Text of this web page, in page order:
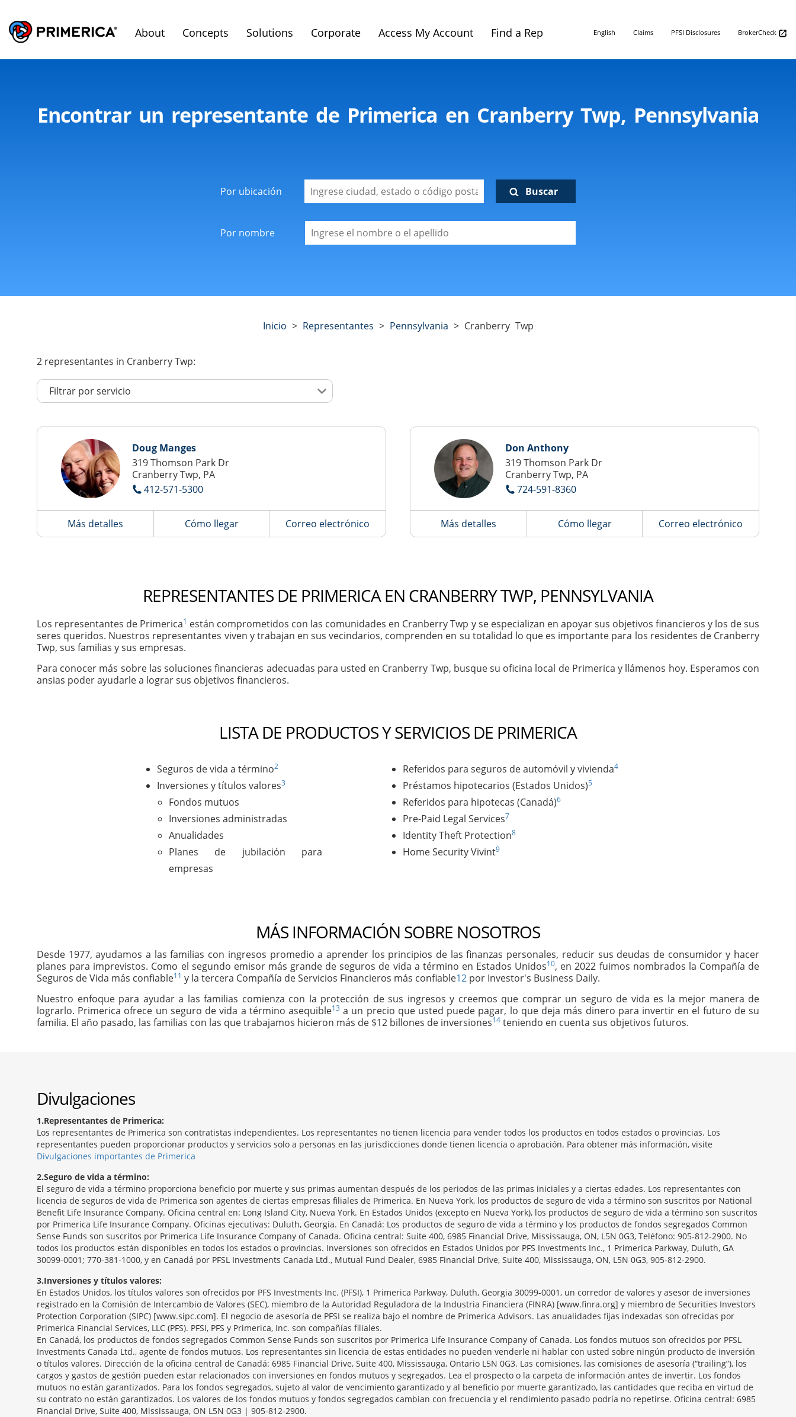
About Concepts Solutions Corporate Access My Account Find a Rep English Claims PFSI Disclosures BrokerCheck
Encontrar un representante de Primerica en Cranberry Twp, Pennsylvania
Por ubicación Buscar
Por nombre
Inicio > Representantes > Pennsylvania > Cranberry Twp
2 representantes in Cranberry Twp:
Doug Manges
319 Thomson Park Dr
Cranberry Twp, PA
412-571-5300
Más detalles Cómo llegar Correo electrónico
Don Anthony
319 Thomson Park Dr
Cranberry Twp, PA
724-591-8360
Más detalles Cómo llegar Correo electrónico
REPRESENTANTES DE PRIMERICA EN CRANBERRY TWP, PENNSYLVANIA
Los representantes de Primerica1 están comprometidos con las comunidades en Cranberry Twp y se especializan en apoyar sus objetivos financieros y los de sus
seres queridos. Nuestros representantes viven y trabajan en sus vecindarios, comprenden en su totalidad lo que es importante para los residentes de Cranberry
Twp, sus familias y sus empresas.
Para conocer más sobre las soluciones financieras adecuadas para usted en Cranberry Twp, busque su oficina local de Primerica y llámenos hoy. Esperamos con
ansias poder ayudarle a lograr sus objetivos financieros.
LISTA DE PRODUCTOS Y SERVICIOS DE PRIMERICA
Seguros de vida a término2
Inversiones y títulos valores3
Fondos mutuos
Inversiones administradas
Anualidades
Planes de jubilación para
empresas
Referidos para seguros de automóvil y vivienda4
Préstamos hipotecarios (Estados Unidos)5
Referidos para hipotecas (Canadá)6
Pre-Paid Legal Services7
Identity Theft Protection8
Home Security Vivint9
MÁS INFORMACIÓN SOBRE NOSOTROS
Desde 1977, ayudamos a las familias con ingresos promedio a aprender los principios de las finanzas personales, reducir sus deudas de consumidor y hacer
planes para imprevistos. Como el segundo emisor más grande de seguros de vida a término en Estados Unidos10, en 2022 fuimos nombrados la Compañía de
Seguros de Vida más confiable11 y la tercera Compañía de Servicios Financieros más confiable12 por Investor's Business Daily.
Nuestro enfoque para ayudar a las familias comienza con la protección de sus ingresos y creemos que comprar un seguro de vida es la mejor manera de
lograrlo. Primerica ofrece un seguro de vida a término asequible13 a un precio que usted puede pagar, lo que deja más dinero para invertir en el futuro de su
familia. El año pasado, las familias con las que trabajamos hicieron más de $12 billones de inversiones14 teniendo en cuenta sus objetivos futuros.
Divulgaciones
1 Representantes de Primerica:
Los representantes de Primerica son contratistas independientes. Los representantes no tienen licencia para vender todos los productos en todos estados o provincias. Los
representantes pueden proporcionar productos y servicios solo a personas en las jurisdicciones donde tienen licencia o aprobación. Para obtener más información, visite
Divulgaciones importantes de Primerica
2 Seguro de vida a término:
El seguro de vida a término proporciona beneficio por muerte y sus primas aumentan después de los periodos de las primas iniciales y a ciertas edades. Los representantes con
licencia de seguros de vida de Primerica son agentes de ciertas empresas filiales de Primerica. En Nueva York, los productos de seguro de vida a término son suscritos por National
Benefit Life Insurance Company. Oficina central en: Long Island City, Nueva York. En Estados Unidos (excepto en Nueva York), los productos de seguro de vida a término son suscritos
por Primerica Life Insurance Company. Oficinas ejecutivas: Duluth, Georgia. En Canadá: Los productos de seguro de vida a término y los productos de fondos segregados Common
Sense Funds son suscritos por Primerica Life Insurance Company of Canada. Oficina central: Suite 400, 6985 Financial Drive, Mississauga, ON, L5N 0G3, Teléfono: 905-812-2900. No
todos los productos están disponibles en todos los estados o provincias. Inversiones son ofrecidos en Estados Unidos por PFS Investments Inc., 1 Primerica Parkway, Duluth, GA
30099-0001; 770-381-1000, y en Canadá por PFSL Investments Canada Ltd., Mutual Fund Dealer, 6985 Financial Drive, Suite 400, Mississauga, ON, L5N 0G3, 905-812-2900.
3 Inversiones y títulos valores:
En Estados Unidos, los títulos valores son ofrecidos por PFS Investments Inc. (PFSI), 1 Primerica Parkway, Duluth, Georgia 30099-0001, un corredor de valores y asesor de inversiones
registrado en la Comisión de Intercambio de Valores (SEC), miembro de la Autoridad Reguladora de la Industria Financiera (FINRA) [www.finra.org] y miembro de Securities Investors
Protection Corporation (SIPC) [www.sipc.com]. El negocio de asesoría de PFSI se realiza bajo el nombre de Primerica Advisors. Las anualidades fijas indexadas son ofrecidas por
Primerica Financial Services, LLC (PFS). PFSI, PFS y Primerica, Inc. son compañías filiales.
En Canadá, los productos de fondos segregados Common Sense Funds son suscritos por Primerica Life Insurance Company of Canada. Los fondos mutuos son ofrecidos por PFSL
Investments Canada Ltd., agente de fondos mutuos. Los representantes sin licencia de estas entidades no pueden venderle ni hablar con usted sobre ningún producto de inversión
o títulos valores. Dirección de la oficina central de Canadá: 6985 Financial Drive, Suite 400, Mississauga, Ontario L5N 0G3. Las comisiones, las comisiones de asesoría (“trailing”), los
cargos y gastos de gestión pueden estar relacionados con inversiones en fondos mutuos y segregados. Lea el prospecto o la carpeta de información antes de invertir. Los fondos
mutuos no están garantizados. Para los fondos segregados, sujeto al valor de vencimiento garantizado y al beneficio por muerte garantizado, las cantidades que reciba en virtud de
su contrato no están garantizados. Los valores de los fondos mutuos y fondos segregados cambian con frecuencia y el rendimiento pasado podría no repetirse. Oficina central: 6985
Financial Drive, Suite 400, Mississauga, ON L5N 0G3 | 905-812-2900.